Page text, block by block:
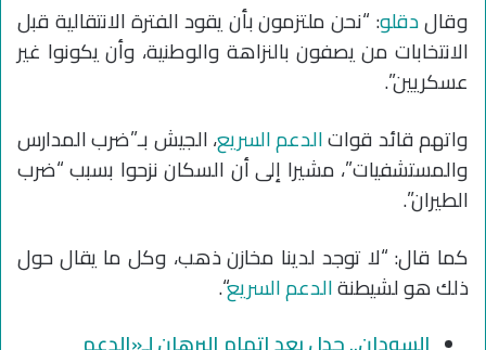
وقالدقلو: “نحن ملتزمون بأن يقود الفترة الانتقالية قبل
الانتخابات من يصفون بالنزاهة والوطنية، وأن يكونوا غير
عسكريين”.
واتهم قائد قواتالدعم السريع، الجيش بـ”ضرب المدارس
والمستشفيات”، مشيرا إلى أن السكان نزحوا بسبب “ضرب
الطيران”.
كما قال: “لا توجد لدينا مخازن ذهب، وكل ما يقال حول
ذلك هو لشيطنةالدعم السريع“.